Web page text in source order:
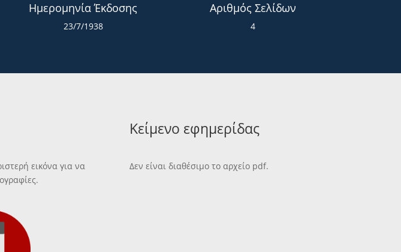
Ημερομηνία Έκδοσης
23/7/1938
Αριθμός Σελίδων
4
εικόνα για να
Κείμενο εφημερίδας
Δεν είναι διαθέσιμο το αρχείο pdf.